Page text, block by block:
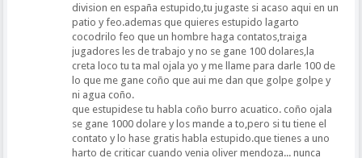
division en españa estupido,tu jugaste si acaso aqui en un
patio y feo.ademas que quieres estupido lagarto
cocodrilo feo que un hombre haga contatos,traiga
jugadores les de trabajo y no se gane 100 dolares,la
creta loco tu ta mal ojala yo y me llame para darle 100 de
lo que me gane coño que aui me dan que golpe golpe y
ni agua coño.
que estupidese tu habla coño burro acuatico. coño ojala
se gane 1000 dolare y los mande a to,pero si tu tiene el
contato y lo hase gratis habla estupido.que tienes a uno
harto de criticar cuando venia oliver mendoza... nunca